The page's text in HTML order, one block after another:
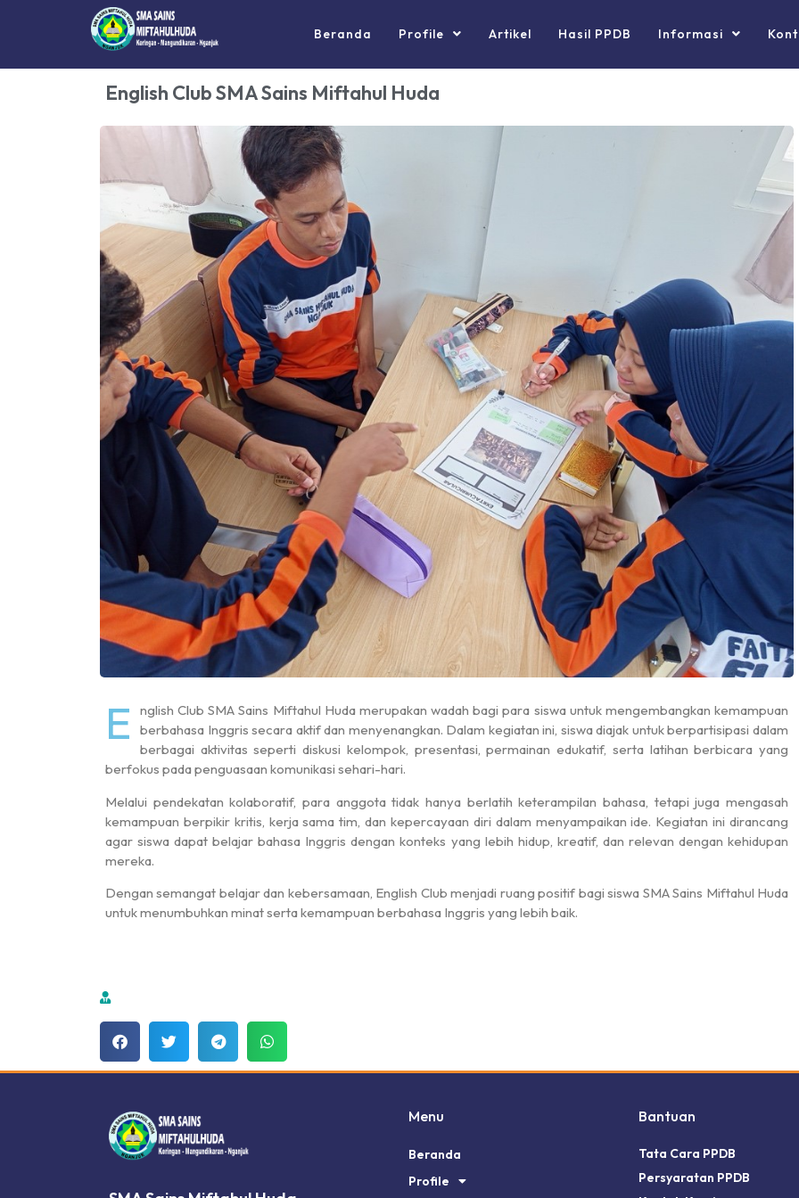
Beranda Profile Artikel Hasil PPDB Informasi
English Club SMA Sains Miftahul Huda
E
nglish Club SMA Sains Miftahul Huda merupakan wadah bagi para siswa untuk mengembangkan kemampuan
berbahasa Inggris secara aktif dan menyenangkan. Dalam kegiatan ini, siswa diajak untuk berpartisipasi dalam
berbagai aktivitas seperti diskusi kelompok, presentasi, permainan edukatif, serta latihan berbicara yang
berfokus pada penguasaan komunikasi sehari-hari.
Melalui pendekatan kolaboratif, para anggota tidak hanya berlatih keterampilan bahasa, tetapi juga mengasah
kemampuan berpikir kritis, kerja sama tim, dan kepercayaan diri dalam menyampaikan ide. Kegiatan ini dirancang
agar siswa dapat belajar bahasa Inggris dengan konteks yang lebih hidup, kreatif, dan relevan dengan kehidupan
mereka.
Dengan semangat belajar dan kebersamaan, English Club menjadi ruang positif bagi siswa SMA Sains Miftahul Huda
untuk menumbuhkan minat serta kemampuan berbahasa Inggris yang lebih baik.
“Freedom lives because our hero...
“DIRGAHAYU REPUBLIK INDONESIA
K...
Menu
Beranda
Profile
Bantuan
Tata Cara PPDB
Persyaratan PPDB